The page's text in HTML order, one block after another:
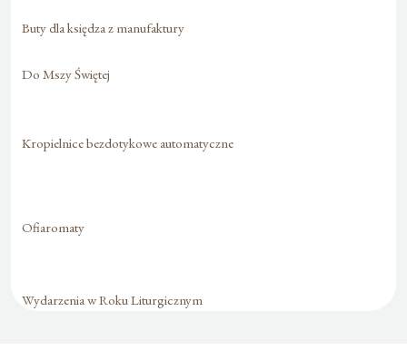
Buty dla księdza z manufaktury
Do Mszy Świętej
Kropielnice bezdotykowe automatyczne
Ofiaromaty
Wydarzenia w Roku Liturgicznym